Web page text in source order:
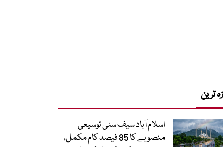
ترین
اسلام آباد سیف سٹی توسیعی
منصوبے کا 85 فیصد کام مکمل،